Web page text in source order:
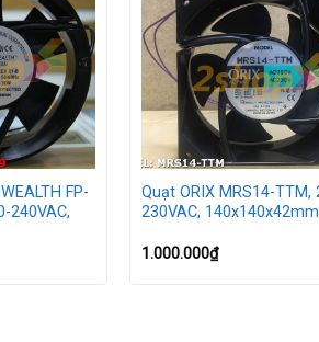
hệ theo địa chỉ:
FP-
240VAC,
Quạt ORIX MRS14-TTM,
230VAC, 140x140x42mm
1.000.000₫